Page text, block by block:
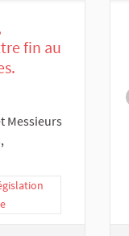
fin au
Messieurs